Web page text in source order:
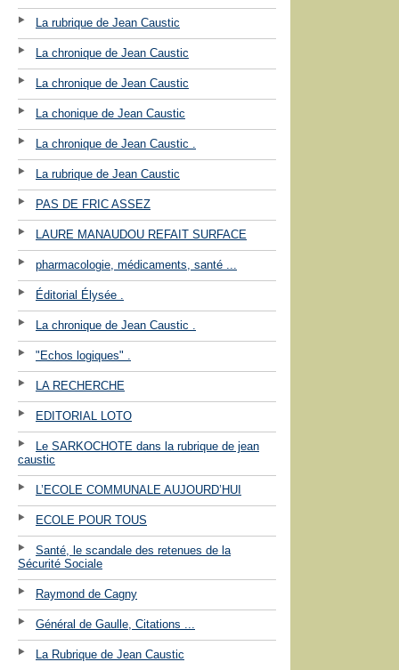
La rubrique de Jean Caustic
La chronique de Jean Caustic
La chronique de Jean Caustic
La chonique de Jean Caustic
La chronique de Jean Caustic .
La rubrique de Jean Caustic
PAS DE FRIC ASSEZ
LAURE MANAUDOU REFAIT SURFACE
pharmacologie, médicaments, santé ...
Éditorial Élysée .
La chronique de Jean Caustic .
"Echos logiques" .
LA RECHERCHE
EDITORIAL LOTO
Le SARKOCHOTE dans la rubrique de jean
caustic
L’ECOLE COMMUNALE AUJOURD’HUI
ECOLE POUR TOUS
Santé, le scandale des retenues de la
Sécurité Sociale
Raymond de Cagny
Général de Gaulle, Citations ...
La Rubrique de Jean Caustic